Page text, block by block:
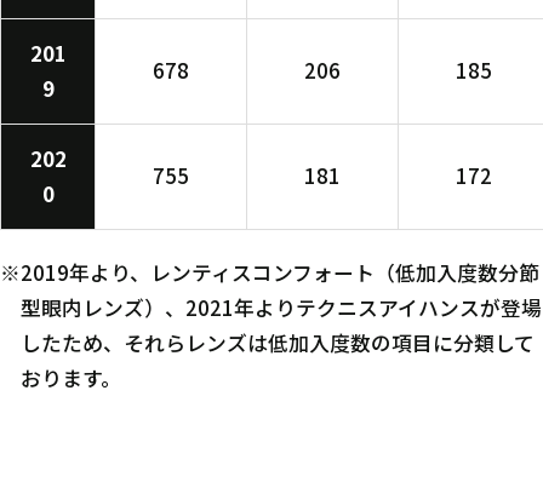
201
9
678 206 185
202
0
755 181 172
※2019年より、レンティスコンフォート（低加入度数分節
型眼内レンズ）、2021年よりテクニスアイハンスが登場
したため、それらレンズは低加入度数の項目に分類して
おります。